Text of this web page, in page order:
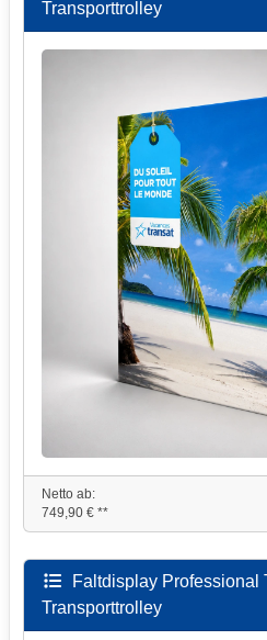
Transporttrolley
Netto ab:
749,90 € **
Faltdisplay Professional
Transporttrolley